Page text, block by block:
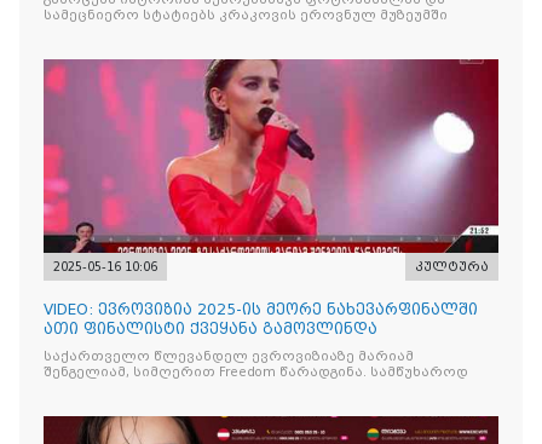
სამეცნიერო სტატიებს კრაკოვის ეროვნულ მუზეუმში
2025-05-16 10:06 კულტურა
VIDEO: ევროვიზია 2025-ის მეორე ნახევარფინალში
ათი ფინალისტი ქვეყანა გამოვლინდა
საქართველო წლევანდელ ევროვიზიაზე მარიამ
შენგელიამ, სიმღერით Freedom წარადგინა. სამწუხაროდ